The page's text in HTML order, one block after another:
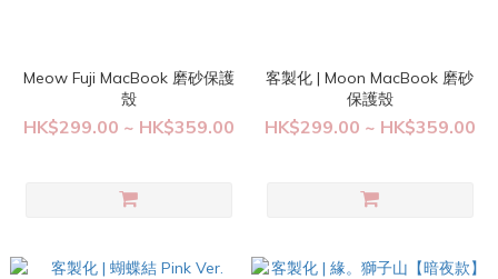
Meow Fuji MacBook 磨砂保護
殼
HK$299.00 ~ HK$359.00
客製化 | Moon MacBook 磨砂
保護殼
HK$299.00 ~ HK$359.00